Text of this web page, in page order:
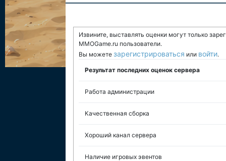
Извините, выставлять оценки могут только
MMOGame.ru пользователи.
Вы можете зарегистрироваться или войти.
Результат последних оценок сервера
Работа администрации
Качественная сборка
Хороший канал сервера
Наличие игровых эвентов